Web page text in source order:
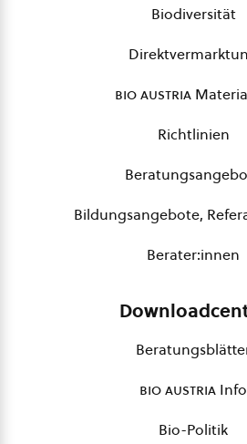
Biodiversität
bio austria
Richtlinien
Bildungsangebote,
Berater:innen
bio austria Info
Bio-Politik